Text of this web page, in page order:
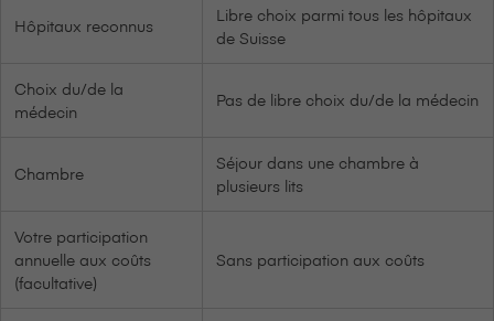
Hôpitaux reconnus
Libre choix parmi tous les hôpitaux
de Suisse
Choix du/de la
médecin
Pas de libre choix du/de la médecin
Chambre
Séjour dans une chambre à
plusieurs lits
Votre participation
annuelle aux coûts
(facultative)
Sans participation aux coûts